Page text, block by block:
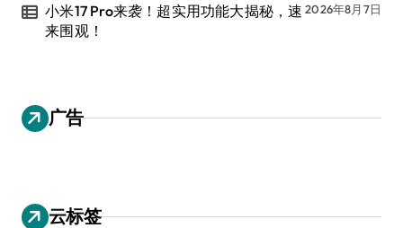
小米17 Pro来袭！超实用功能大揭秘，速
来围观！
2026年8月7日
广告
云标签